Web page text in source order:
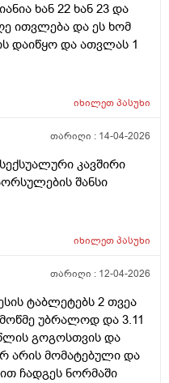
ხან 22 ხან 23 და
ითვლება და ეს ხომ
დაიწყო და ათვლას 1
იხილეთპასუხი
თარიღი : 14-04-2026
კავშირი
შანსი
იხილეთპასუხი
თარიღი : 12-04-2026
ტაბლეტებს 2 თვეა
უბრალოდ და 3.11
გოგოსთვის და
არის მომატებული და
ჩადგეს ნორმაში